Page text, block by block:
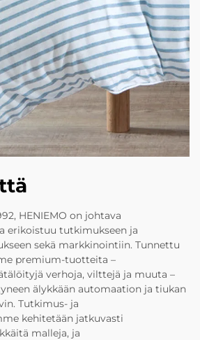
HENIEMO on johtava
erikoistuu tutkimukseen ja
sekä markkinointiin. Tunnettu
premium-tuotteita –
verhoja, vilttejä ja muuta –
älykkään automaation ja tiukan
Tutkimus- ja
kehitetään jatkuvasti
malleja, ja